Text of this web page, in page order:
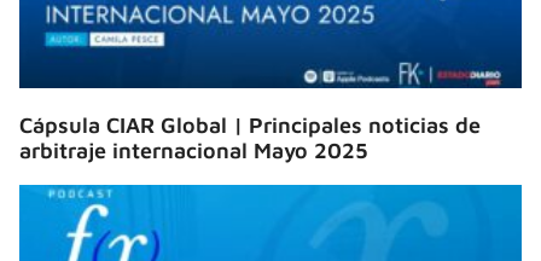
Cápsula CIAR Global | Principales noticias de
arbitraje internacional Mayo 2025